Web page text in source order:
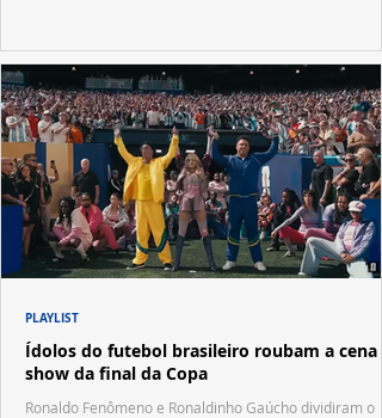
Ídolos do futebol brasileiro roubam a cena
show da final da Copa
Ronaldo Fenômeno e Ronaldinho Gaúcho dividiram o
PLAYLIST